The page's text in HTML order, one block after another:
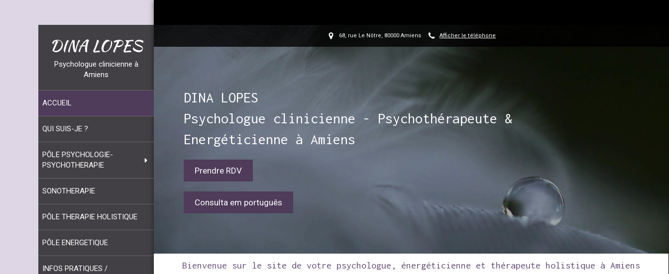
DINA LOPES
Psychologue clinicienne à
Amiens
ACCUEIL
QUI SUIS-JE ?
PÔLE PSYCHOLOGIE-
PSYCHOTHERAPIE
SONOTHERAPIE
PÔLE THERAPIE HOLISTIQUE
PÔLE ENERGETIQUE
INFOS PRATIQUES /
68, rue Le Nôtre, 80000 Amiens Afficher le téléphone
DINA LOPES
Psychologue clinicienne - Psychothérapeute &
Energéticienne à Amiens
Prendre RDV
Consulta em português
Bienvenue sur le site de votre psychologue, énergéticienne et thérapeute holistique à Amiens